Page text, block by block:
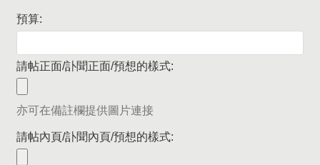
預算:
請帖正面/訃聞正面/預想的樣式:
亦可在備註欄提供圖片連接
請帖內頁/訃聞內頁/預想的樣式: